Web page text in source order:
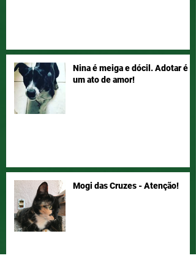
Nina é meiga e dócil. Adotar é
um ato de amor!
Mogi das Cruzes - Atenção!